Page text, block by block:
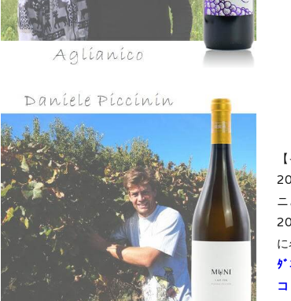
ニ
ﾀ